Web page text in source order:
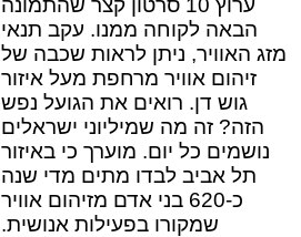
ערוץ 10 סרטון קצר שהתמונה
הבאה לקוחה ממנו. עקב תנאי
מזג האוויר, ניתן לראות שכבה של
זיהום אוויר מרחפת מעל איזור
גוש דן. רואים את הגועל נפש
הזה? זה מה שמיליוני ישראלים
נושמים כל יום. מוערך כי באיזור
תל אביב לבדו מתים מדי שנה
כ-620 בני אדם מזיהום אוויר
שמקורו בפעילות אנושית.